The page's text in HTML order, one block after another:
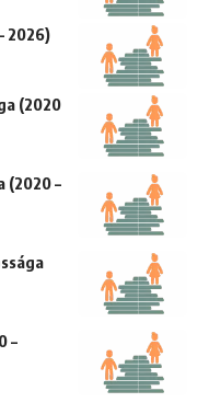
2026)
(2020
(2020 –
–